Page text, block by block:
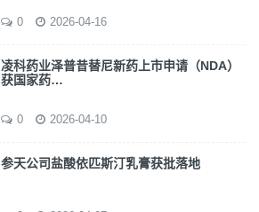
0 2026-04-16
凌科药业泽普昔替尼新药上市申请（NDA）
获国家药…
0 2026-04-10
参天公司盐酸依匹斯汀乳膏获批落地